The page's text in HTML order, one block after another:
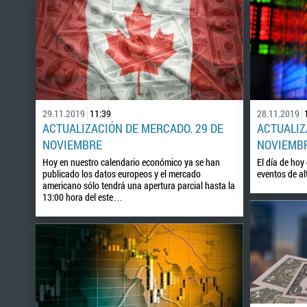
29.11.2019 11:39
ACTUALIZACIÓN DE MERCADO. 29 DE
NOVIEMBRE
Hoy en nuestro calendario económico ya se han
publicado los datos europeos y el mercado
americano sólo tendrá una apertura parcial hasta la
13:00 hora del este…
28.11.2019
El día de
eventos de